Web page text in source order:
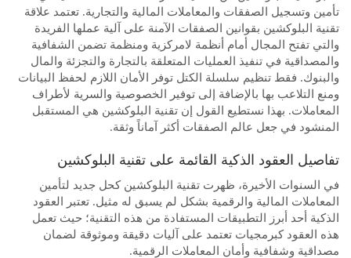
تأمين وتسجيل الصفقات والمعاملات المالية والتجارية. تعتمد علاقة
تقنية البلوكشين بقوانين الصفقات الآمنة على آلية عملها الفريدة
والتي تفتح المجال أمام أنظمة لامركزية ومنظمة تضمن الشفافية
والمصداقية في تنفيذ العمليات المتعلقة بالتجارة والتجزئة والمال
والبنوك. فقط تنظيم سلسلة الكتل توفر الأمان اللازم لحفظ البيانات
ومنع التلاعب بها بالإضافة إلى توفير الخصوصية والسرية لأطراف
المعاملات. بهذا نستطيع القول إن تقنية البلوكشين هي المستقبل
المنشود في جعل عالم الصفقات أكثر آماناً وثقة.
تفاصيل العقود الذكية القائمة على تقنية البلوكشين
في السنوات الأخيرة، ظهرت تقنية البلوكشين كحل جديد لتأمين
المعاملات المالية والرقمية بشكل لم يسبق له مثيل. تعتبر العقود
الذكية أحد أبرز التطبيقات المستفادة من هذه التقنية؛ حيث تعمل
هذه العقود كبرمجيات تعتمد على آليات دقيقة وموثوقة لضمان
مصداقية وشفافية وأمان المعاملات الرقمية.